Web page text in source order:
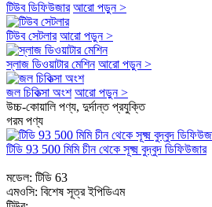
টিউব ডিফিউজার আরো পড়ুন >
টিউব সেটলার আরো পড়ুন >
স্লাজ ডিওয়াটার মেশিন আরো পড়ুন >
জল চিকিত্সা অংশ আরো পড়ুন >
উচ্চ-কোয়ালি পণ্য, দুর্দান্ত প্রযুক্তি
গরম পণ্য
টিডি 93 500 মিমি চীন থেকে সূক্ষ্ম বুদ্বুদ ডিফিউজার
মডেল: টিডি 63
এমওসি: বিশেষ সূত্র ইপিডিএম